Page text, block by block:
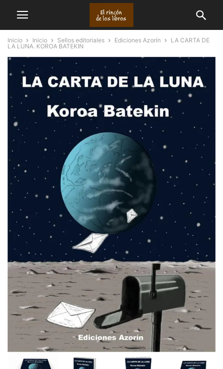
Inicio Inicio Sellos editoriales Ediciones Azorín
LA CARTA DE
LA LUNA. KOROA BATEKIN